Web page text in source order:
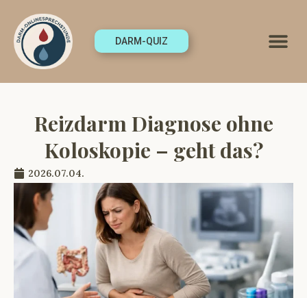
DARM-QUIZ
Reizdarm Diagnose ohne
Koloskopie – geht das?
2026.07.04.